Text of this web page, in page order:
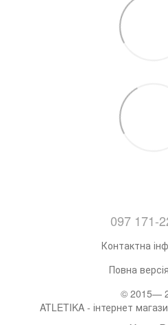
097 171-
Контактна
Повна
© 2015—
ATLETIKA - інтернет